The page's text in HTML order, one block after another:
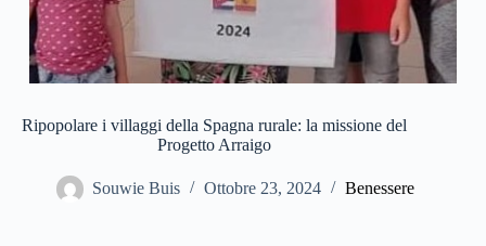
Ripopolare i villaggi della Spagna rurale: la missione del
Progetto Arraigo
Souwie Buis Ottobre 23, 2024 Benessere